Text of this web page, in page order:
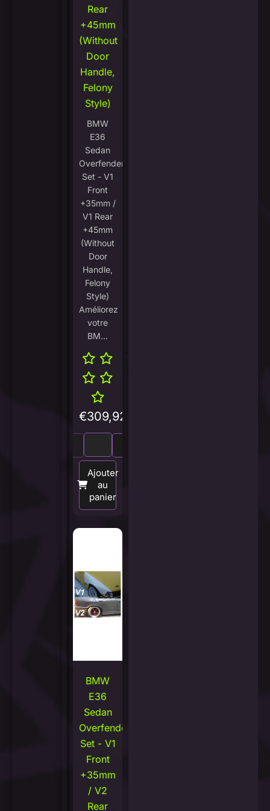
Rear
+45mm
(Without
Door
Handle,
Felony
Style)
BMW
E36
Sedan
Overfenders
Set - V1
Front
+35mm /
V1 Rear
+45mm
(Without
Door
Handle,
Felony
Style)
Améliorez
votre
BM...
€309,92
Ajouter
au
panier
BMW
E36
Sedan
Overfenders
Set - V1
Front
+35mm
/ V2
Rear